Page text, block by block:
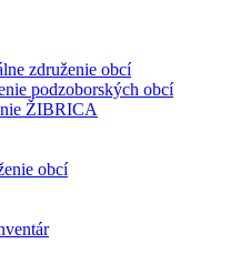
združenie obcí
podzoborských obcí
ŽIBRICA
obcí